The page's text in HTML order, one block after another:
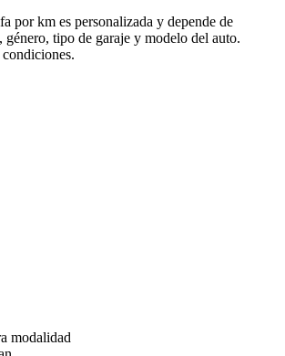
por km es personalizada y depende de
género, tipo de garaje y modelo del auto.
modalidad